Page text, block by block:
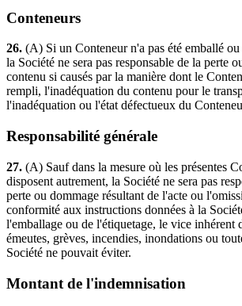
Conteneurs
26. (A) Si un Conteneur n'a pas été emballé
la Société ne sera pas responsable de la perte
contenu si causés par la manière dont le
rempli, l'inadéquation du contenu pour le
l'inadéquation ou l'état défectueux du
Responsabilité générale
27. (A) Sauf dans la mesure où les présentes
disposent autrement, la Société ne sera pas
perte ou dommage résultant de l'acte ou
conformité aux instructions données à la
l'emballage ou de l'étiquetage, le vice inhérent
émeutes, grèves, incendies, inondations ou
Société ne pouvait éviter.
Montant de l'indemnisation